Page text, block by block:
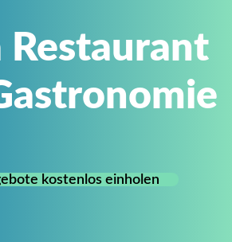
Restaurant
kostenlos einholen